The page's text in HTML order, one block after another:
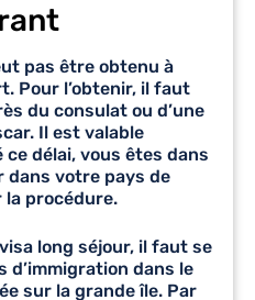
pas être obtenu à
Pour l’obtenir, il faut
du consulat ou d’une
Il est valable
délai, vous êtes dans
dans votre pays de
la procédure.
long séjour, il faut se
d’immigration dans le
sur la grande île. Par